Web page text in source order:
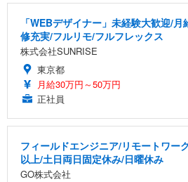
「WEBデザイナー」未経験大歓迎/
修充実/フルリモ/フルフレックス
株式会社SUNRISE
東京都
月給30万円～50万円
正社員
フィールドエンジニア/リモートワー
以上/土日両日固定休み/日曜休み
GO株式会社